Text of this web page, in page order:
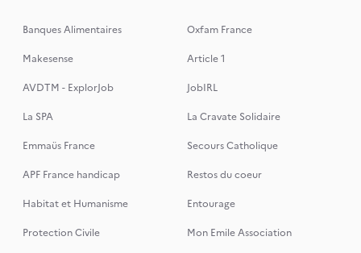
Banques Alimentaires
Oxfam France
Makesense
Article 1
AVDTM - ExplorJob
JobIRL
La SPA
La Cravate Solidaire
Emmaüs France
Secours Catholique
APF France handicap
Restos du coeur
Habitat et Humanisme
Entourage
Protection Civile
Mon Emile Association